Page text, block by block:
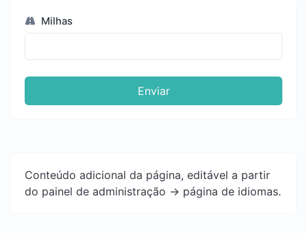
Milhas
Enviar
Conteúdo adicional da página, editável a partir
do painel de administração -> página de idiomas.